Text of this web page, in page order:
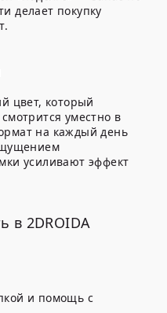
делает покупку
цвет, который
уместно в
на каждый день
усиливают эффект
в 2DROIDA
и помощь с